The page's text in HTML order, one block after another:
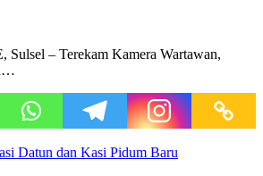
– Terekam Kamera Wartawan,
Datun dan Kasi Pidum Baru